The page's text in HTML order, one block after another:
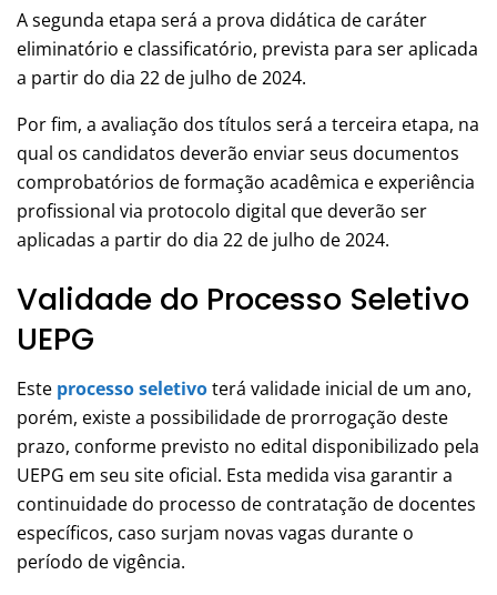
A segunda etapa será a prova didática de caráter
eliminatório e classificatório, prevista para ser aplicada
a partir do dia 22 de julho de 2024.
Por fim, a avaliação dos títulos será a terceira etapa, na
qual os candidatos deverão enviar seus documentos
comprobatórios de formação acadêmica e experiência
profissional via protocolo digital que deverão ser
aplicadas a partir do dia 22 de julho de 2024.
Validade do Processo Seletivo
UEPG
Este processo seletivoterá validade inicial de um ano,
porém, existe a possibilidade de prorrogação deste
prazo, conforme previsto no edital disponibilizado pela
UEPG em seu site oficial. Esta medida visa garantir a
continuidade do processo de contratação de docentes
específicos, caso surjam novas vagas durante o
período de vigência.